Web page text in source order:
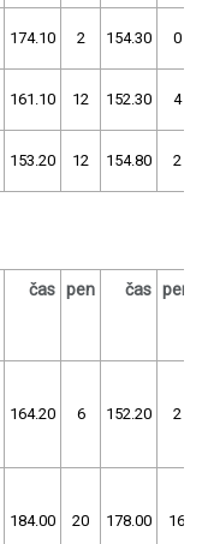
174.10 2 154.30 0
161.10 12 152.30 4
153.20 12 154.80 2
čas pen čas pen
164.20 6 152.20 2
184.00 20 178.00 16